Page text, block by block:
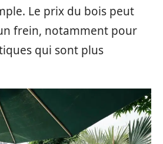
Le prix du bois peut
frein, notamment pour
qui sont plus